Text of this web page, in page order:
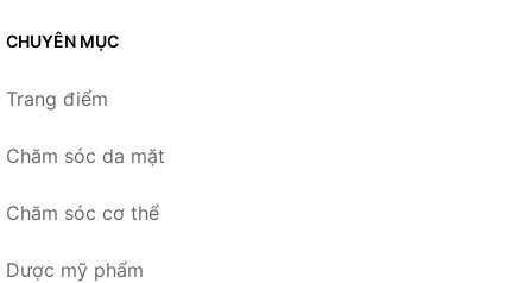
CHUYÊN MỤC
Trang điểm
Chăm sóc da mặt
Chăm sóc cơ thể
Dược mỹ phẩm